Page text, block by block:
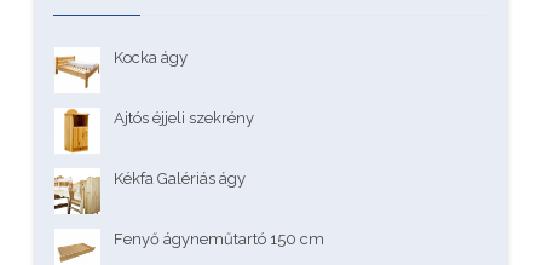
Kocka ágy
Ajtós éjjeli szekrény
Kékfa Galériás ágy
Fenyő ágyneműtartó 150 cm